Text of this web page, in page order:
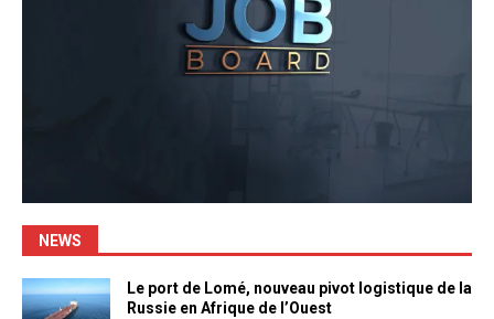
NEWS
Le port de Lomé, nouveau pivot logistique de la
Russie en Afrique de l’Ouest